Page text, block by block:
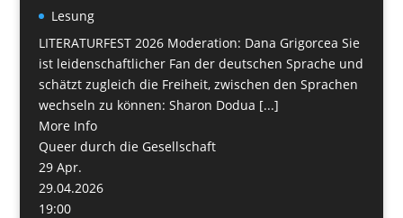
Lesung
LITERATURFEST 2026 Moderation: Dana Grigorcea Sie
ist leidenschaftlicher Fan der deutschen Sprache und
schätzt zugleich die Freiheit, zwischen den Sprachen
wechseln zu können: Sharon Dodua [...]
More Info
Queer durch die Gesellschaft
29 Apr.
29.04.2026
19:00